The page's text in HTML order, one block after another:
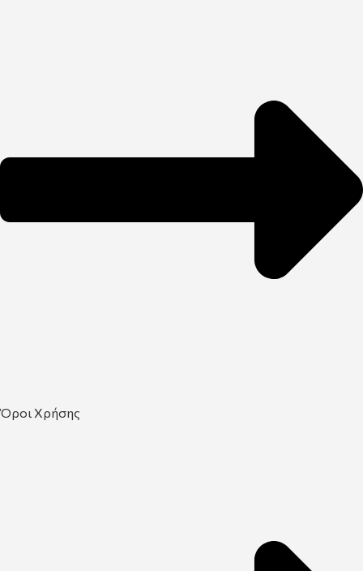
Όροι Χρήσης